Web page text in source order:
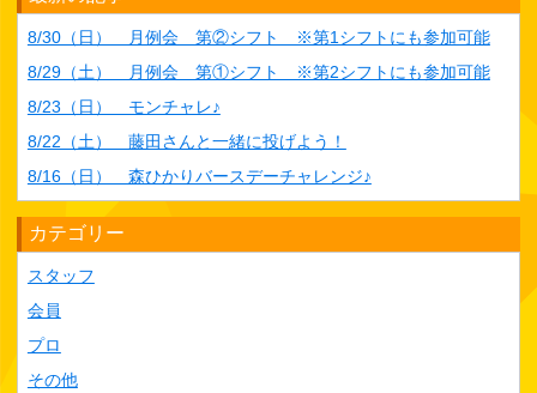
8/30（日） 月例会 第②シフト ※第1シフトにも参加可能
8/29（土） 月例会 第①シフト ※第2シフトにも参加可能
8/23（日） モンチャレ♪
8/22（土） 藤田さんと一緒に投げよう！
8/16（日） 森ひかりバースデーチャレンジ♪
カテゴリー
スタッフ
会員
プロ
その他